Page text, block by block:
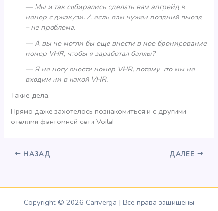
— Мы и так собирались сделать вам апгрейд в
номер с джакузи. А если вам нужен поздний выезд
– не проблема.
— А вы не могли бы еще внести в мое бронирование
номер VHR, чтобы я заработал баллы?
— Я не могу внести номер VHR, потому что мы не
входим ни в какой VHR.
Такие дела.
Прямо даже захотелось познакомиться и с другими
отелями фантомной сети Voila!
НАЗАД ДАЛЕЕ
Copyright © 2026 Cariverga | Все права защищены